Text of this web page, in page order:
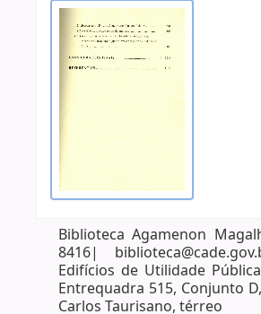
Biblioteca Agamenon
8416|
Edifícios de Utilidade
Entrequadra 515, Conjunto
Carlos Taurisano, térreo